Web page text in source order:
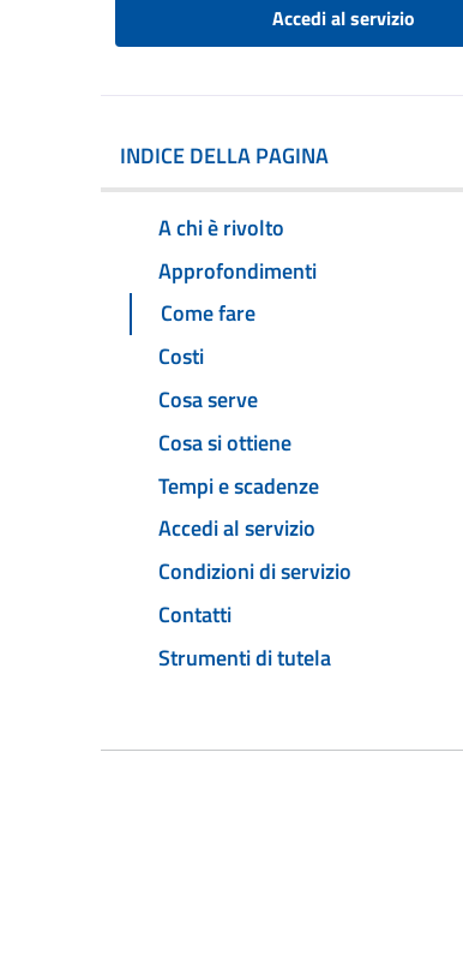
Accedi al servizio
INDICE DELLA PAGINA
A chi è rivolto
Approfondimenti
Come fare
Costi
Cosa serve
Cosa si ottiene
Tempi e scadenze
Accedi al servizio
Condizioni di servizio
Contatti
Strumenti di tutela